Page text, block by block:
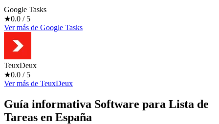
Google Tasks
★0.0 / 5
Ver más de Google Tasks
TeuxDeux
★0.0 / 5
Ver más de TeuxDeux
Guía informativa Software para Lista de
Tareas en España